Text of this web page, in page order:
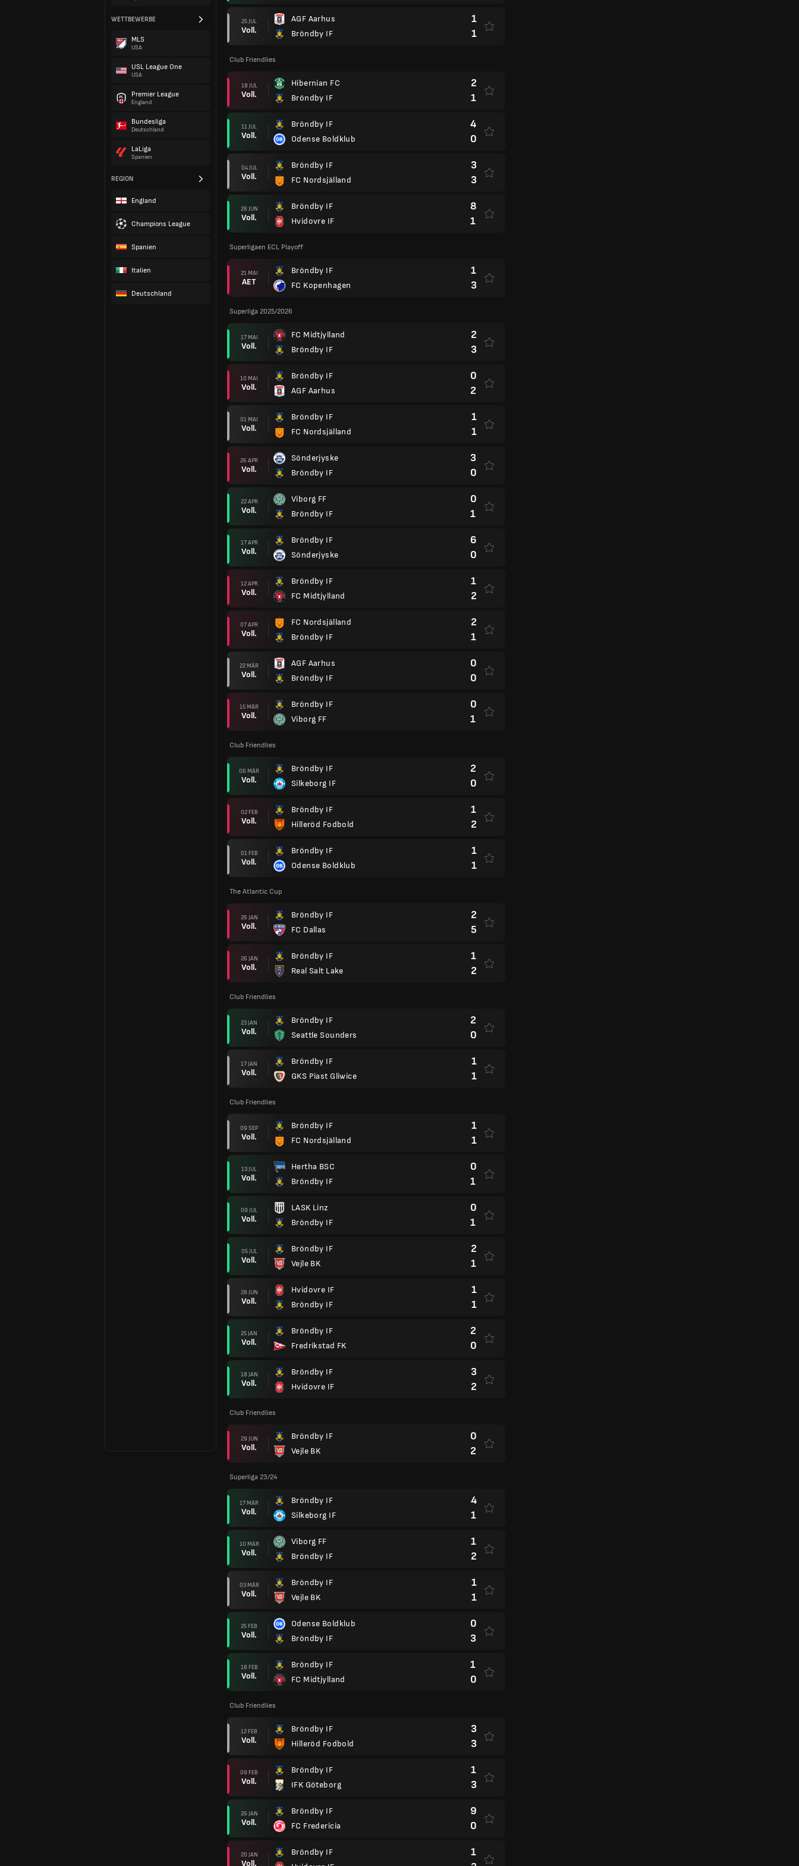
WETTBEWERBE
MLS
USA
USL League One
USA
Premier League
England
Bundesliga
Deutschland
LaLiga
Spanien
REGION
England
Champions League
Spanien
Italien
Deutschland
25 JUL
Voll.
AGF Aarhus
Bröndby IF
1
1
Club Friendlies
18 JUL
Voll.
Hibernian FC
Bröndby IF
2
1
11 JUL
Voll.
Bröndby IF
Odense Boldklub
4
0
04 JUL
Voll.
Bröndby IF
FC Nordsjälland
3
3
28 JUN
Voll.
Bröndby IF
Hvidovre IF
8
1
Superligaen ECL Playoff
21 MAI
AET
Bröndby IF
FC Kopenhagen
1
3
Superliga 2025/2026
17 MAI
Voll.
FC Midtjylland
Bröndby IF
2
3
10 MAI
Voll.
Bröndby IF
AGF Aarhus
0
2
01 MAI
Voll.
Bröndby IF
FC Nordsjälland
1
1
26 APR
Voll.
Sönderjyske
Bröndby IF
3
0
22 APR
Voll.
Viborg FF
Bröndby IF
0
1
17 APR
Voll.
Bröndby IF
Sönderjyske
6
0
12 APR
Voll.
Bröndby IF
FC Midtjylland
1
2
07 APR
Voll.
FC Nordsjälland
Bröndby IF
2
1
22 MÄR
Voll.
AGF Aarhus
Bröndby IF
0
0
15 MÄR
Voll.
Bröndby IF
Viborg FF
0
1
Club Friendlies
06 MÄR
Voll.
Bröndby IF
Silkeborg IF
2
0
02 FEB
Voll.
Bröndby IF
Hilleröd Fodbold
1
2
01 FEB
Voll.
Bröndby IF
Odense Boldklub
1
1
The Atlantic Cup
26 JAN
Voll.
Bröndby IF
FC Dallas
2
5
26 JAN
Voll.
Bröndby IF
Real Salt Lake
1
2
Club Friendlies
23 JAN
Voll.
Bröndby IF
Seattle Sounders
2
0
17 JAN
Voll.
Bröndby IF
GKS Piast Gliwice
1
1
Club Friendlies
09 SEP
Voll.
Bröndby IF
FC Nordsjälland
1
1
13 JUL
Voll.
Hertha BSC
Bröndby IF
0
1
09 JUL
Voll.
LASK Linz
Bröndby IF
0
1
05 JUL
Voll.
Bröndby IF
Vejle BK
2
1
28 JUN
Voll.
Hvidovre IF
Bröndby IF
1
1
25 JAN
Voll.
Bröndby IF
Fredrikstad FK
2
0
18 JAN
Voll.
Bröndby IF
Hvidovre IF
3
2
Club Friendlies
29 JUN
Voll.
Bröndby IF
Vejle BK
0
2
Superliga 23/24
17 MÄR
Voll.
Bröndby IF
Silkeborg IF
4
1
10 MÄR
Voll.
Viborg FF
Bröndby IF
1
2
03 MÄR
Voll.
Bröndby IF
Vejle BK
1
1
25 FEB
Voll.
Odense Boldklub
Bröndby IF
0
3
18 FEB
Voll.
Bröndby IF
FC Midtjylland
1
0
Club Friendlies
12 FEB
Voll.
Bröndby IF
Hilleröd Fodbold
3
3
09 FEB
Voll.
Bröndby IF
IFK Göteborg
1
3
26 JAN
Voll.
Bröndby IF
FC Fredericia
9
0
20 JAN
Voll.
Bröndby IF
1